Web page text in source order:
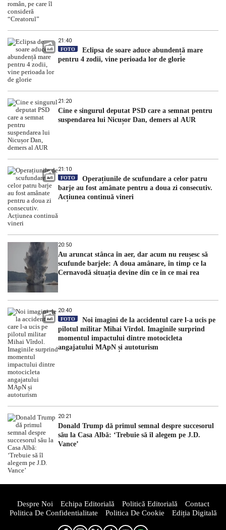
21:40
FOTO
Eclipsa de soare aduce abundență mare
pentru 4 zodii, vine perioada lor de glorie
21:20
Cine e singurul deputat PSD care a semnat pentru
suspendarea lui Nicușor Dan, demers al AUR
21:10
FOTO
Operațiunile de scufundare a celor patru
barje au fost amânate pentru a doua zi consecutiv.
Acțiunea continuă vineri
20:50
Au aruncat stânca în aer, dar acum nu reușesc să
scufunde barjele: A doua amânare, în timp ce la
Cernavodă situația devine din ce în ce mai rea
20:40
FOTO
Noi imagini de la accidentul care l-a ucis pe
pilotul militar Mihai Vîrdol. Imaginile surprind
momentul impactului dintre motocicleta
angajatului MApN și autoturism
20:21
Donald Trump dă primul semnal despre succesorul
său la Casa Albă: ‘Trebuie să îl alegem pe J.D.
Vance’
Despre Noi Echipa Editorială Politică Editorială
Contact
Politica De Confidentialitate
Politica De Cookie Ediția Digitală